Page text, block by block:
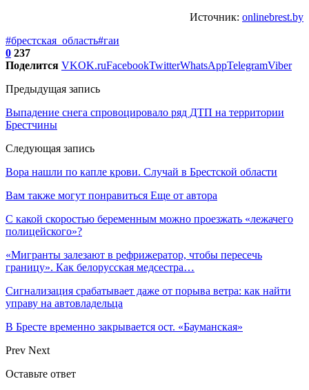
Источник: onlinebrest.by
#брестская_область#гаи
0 237
Поделится VKOK.ruFacebookTwitterWhatsAppTelegramViber
Предыдущая запись
Выпадение снега спровоцировало ряд ДТП на территории
Брестчины
Следующая запись
Вора нашли по капле крови. Случай в Брестской области
Вам также могут понравиться Еще от автора
С какой скоростью беременным можно проезжать «лежачего
полицейского»?
«Мигранты залезают в рефрижератор, чтобы пересечь
границу». Как белорусская медсестра…
Сигнализация срабатывает даже от порыва ветра: как найти
управу на автовладельца
В Бресте временно закрывается ост. «Бауманская»
Prev Next
Оставьте ответ